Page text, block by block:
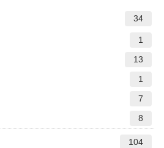
34
1
13
1
7
8
104